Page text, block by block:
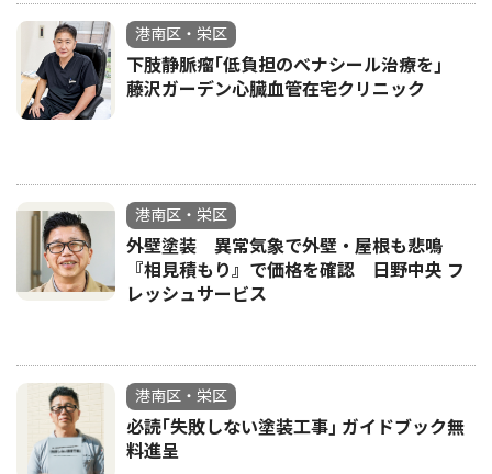
港南区・栄区
下肢静脈瘤｢低負担のベナシール治療を｣
藤沢ガーデン心臓血管在宅クリニック
港南区・栄区
外壁塗装 異常気象で外壁・屋根も悲鳴
『相見積もり』で価格を確認 日野中央 フ
レッシュサービス
港南区・栄区
必読｢失敗しない塗装工事｣ ガイドブック無
料進呈